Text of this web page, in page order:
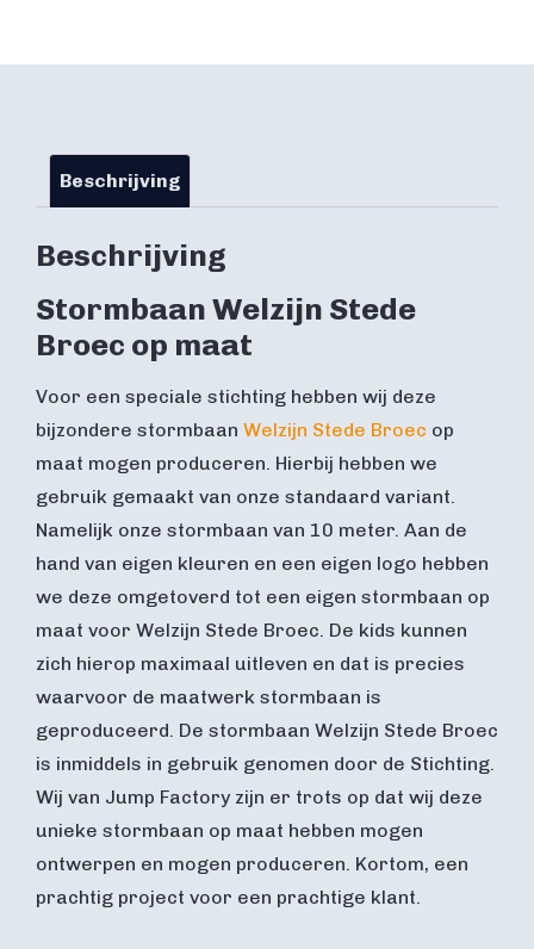
Beschrijving
Beschrijving
Stormbaan Welzijn Stede
Broec op maat
Voor een speciale stichting hebben wij deze
bijzondere stormbaan Welzijn Stede Broec op
maat mogen produceren. Hierbij hebben we
gebruik gemaakt van onze standaard variant.
Namelijk onze stormbaan van 10 meter. Aan de
hand van eigen kleuren en een eigen logo hebben
we deze omgetoverd tot een eigen stormbaan op
maat voor Welzijn Stede Broec. De kids kunnen
zich hierop maximaal uitleven en dat is precies
waarvoor de maatwerk stormbaan is
geproduceerd. De stormbaan Welzijn Stede Broec
is inmiddels in gebruik genomen door de Stichting.
Wij van Jump Factory zijn er trots op dat wij deze
unieke stormbaan op maat hebben mogen
ontwerpen en mogen produceren. Kortom, een
prachtig project voor een prachtige klant.